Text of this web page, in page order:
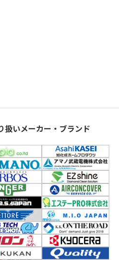
扱いメーカー・ブランド